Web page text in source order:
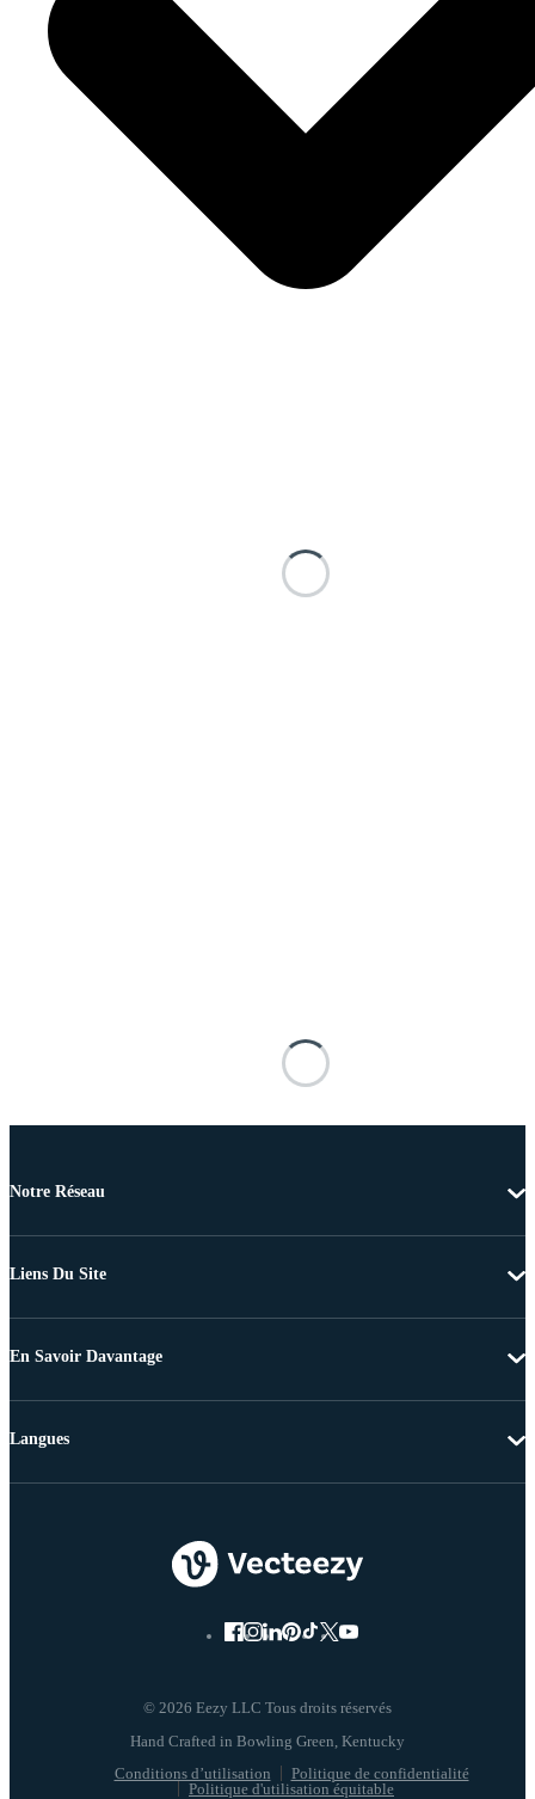
Notre Réseau
Liens Du Site
En Savoir Davantage
© 2026 Eezy LLC Tous droits réservés
Conditions d’utilisation
Politique de confidentialité
Politique d'utilisation équitable
Langues